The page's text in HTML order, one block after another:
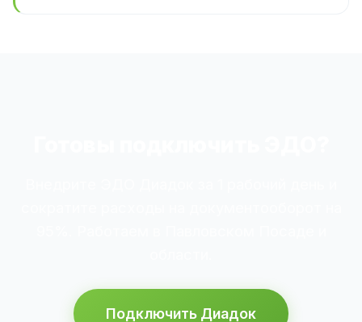
Подключить Диадок